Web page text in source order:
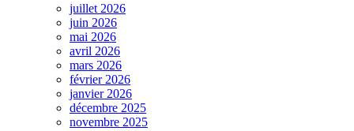
juillet 2026
juin 2026
mai 2026
avril 2026
mars 2026
février 2026
janvier 2026
décembre 2025
novembre 2025